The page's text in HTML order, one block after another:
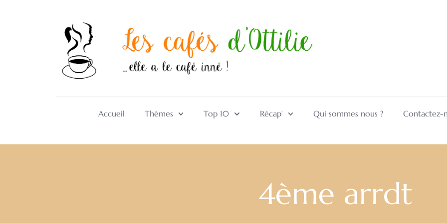
Accueil Thèmes Top 10 Récap’ Qui sommes nous ? Contactez-
4ème arrdt